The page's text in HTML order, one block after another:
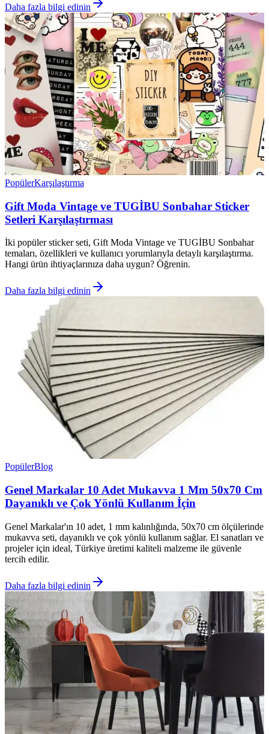
Daha fazla bilgi edinin
PopülerKarşılaştırma
Gift Moda Vintage ve TUGİBU Sonbahar Sticker
Setleri Karşılaştırması
İki popüler sticker seti, Gift Moda Vintage ve TUGİBU Sonbahar
temaları, özellikleri ve kullanıcı yorumlarıyla detaylı karşılaştırma.
Hangi ürün ihtiyaçlarınıza daha uygun? Öğrenin.
Daha fazla bilgi edinin
PopülerBlog
Genel Markalar 10 Adet Mukavva 1 Mm 50x70 Cm
Dayanıklı ve Çok Yönlü Kullanım İçin
Genel Markalar'ın 10 adet, 1 mm kalınlığında, 50x70 cm ölçülerinde
mukavva seti, dayanıklı ve çok yönlü kullanım sağlar. El sanatları ve
projeler için ideal, Türkiye üretimi kaliteli malzeme ile güvenle
tercih edilir.
Daha fazla bilgi edinin